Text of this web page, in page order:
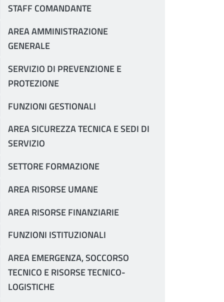
STAFF COMANDANTE
AREA AMMINISTRAZIONE
GENERALE
SERVIZIO DI PREVENZIONE E
PROTEZIONE
FUNZIONI GESTIONALI
AREA SICUREZZA TECNICA E SEDI DI
SERVIZIO
SETTORE FORMAZIONE
AREA RISORSE UMANE
AREA RISORSE FINANZIARIE
FUNZIONI ISTITUZIONALI
AREA EMERGENZA, SOCCORSO
TECNICO E RISORSE TECNICO-
LOGISTICHE